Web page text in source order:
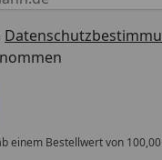
einem Bestellwert von